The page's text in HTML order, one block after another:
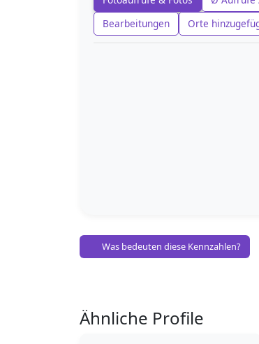
Bearbeitungen
Orte
Was bedeuten diese Kennzahlen?
Ähnliche Profile